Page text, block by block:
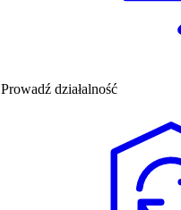
Prowadź działalność